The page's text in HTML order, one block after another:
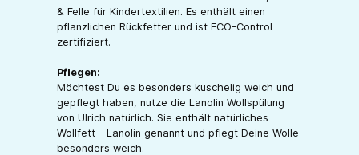
& Felle für Kindertextilien. Es enthält einen
pflanzlichen Rückfetter und ist ECO-Control
zertifiziert.
Pflegen:
Möchtest Du es besonders kuschelig weich und
gepflegt haben, nutze die Lanolin Wollspülung
von Ulrich natürlich. Sie enthält natürliches
Wollfett - Lanolin genannt und pflegt Deine Wolle
besonders weich.